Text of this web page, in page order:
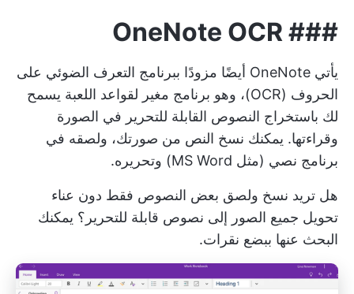
###
OneNote OCR
يأتي OneNote أيضًا مزودًا ببرنامج التعرف الضوئي على
الحروف (OCR)، وهو برنامج مغير لقواعد اللعبة يسمح
لك باستخراج النصوص القابلة للتحرير في الصورة
وقراءتها. يمكنك نسخ النص من صورتك، ولصقه في
برنامج نصي (مثل MS Word) وتحريره.
هل تريد نسخ ولصق بعض النصوص فقط دون عناء
تحويل جميع الصور إلى نصوص قابلة للتحرير؟ يمكنك
البحث عنها ببضع نقرات.